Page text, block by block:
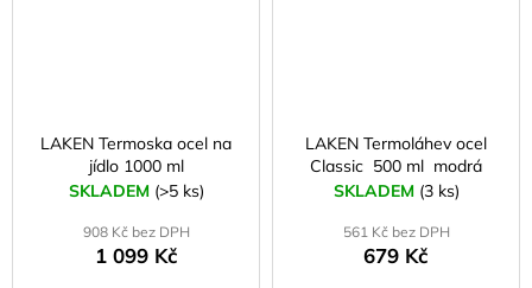
LAKEN Termoska ocel na
jídlo 1000 ml
SKLADEM (>5 ks)
908 Kč bez DPH
1 099 Kč
LAKEN Termoláhev ocel
Classic 500 ml modrá
SKLADEM (3 ks)
561 Kč bez DPH
679 Kč